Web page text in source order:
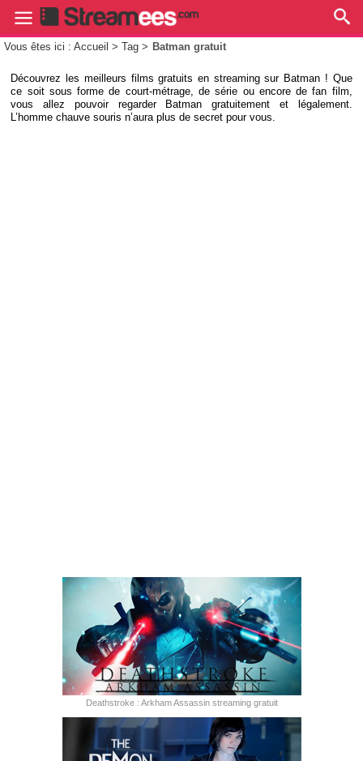
Vous êtes ici : Accueil > Tag > Batman gratuit
Découvrez les meilleurs films gratuits en streaming sur Batman ! Que
ce soit sous forme de court-métrage, de série ou encore de fan film,
vous allez pouvoir regarder Batman gratuitement et légalement.
L’homme chauve souris n’aura plus de secret pour vous.
Deathstroke : Arkham Assassin streaming gratuit